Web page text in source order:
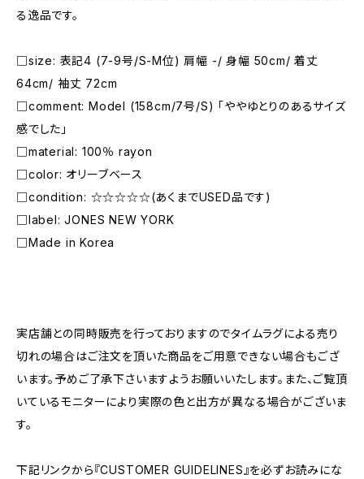
る逸品です。
□size: 表記4 (7-9号/S-M位) 肩幅 -/ 身幅 50cm/ 着丈
64cm/ 袖丈 72cm
□comment: Model (158cm/7号/S) 「ややゆとりのあるサイズ
感でした」
□material: 100％ rayon
□color: オリーブベース
□condition: ☆☆☆☆☆(あくまでUSED品です)
□label: JONES NEW YORK
□Made in Korea
実店舗との同時販売を行っておりますのでタイムラグによる売り
切れの場合はご注文を頂いた商品をご用意できない場合もござ
います。予めご了承下さいますようお願いいたします。また、ご覧頂
いているモニターにより実際の色と出方が異なる場合がございま
す。
下記リンクから『CUSTOMER GUIDELINES』を必ずお読みにな